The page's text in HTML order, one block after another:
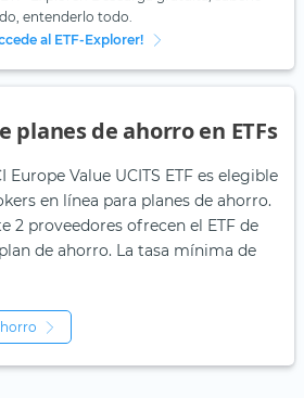
entenderlo todo.
al ETF-Explorer!
planes de ahorro en ETFs
Europe Value UCITS ETF es elegible
en línea para planes de ahorro.
2 proveedores ofrecen el ETF de
de ahorro. La tasa mínima de